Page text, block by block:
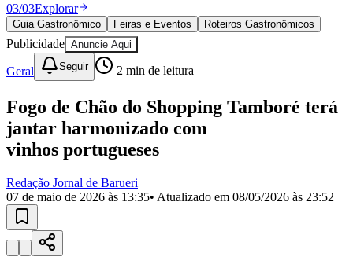
Eleições
Esportes
Saúde
Segurança
Cultura
Meio Ambiente
Educação
Bairros de Barueri
Aldeia
Jubran
VistaCalifórnia
Região
Cotia
03/03Explorar
Guia Gastronômico Feiras e Eventos Roteiros Gastronômicos
Publicidade Anuncie Aqui
Geral Seguir 2 min de leitura
Fogo de Chão do Shopping Tamboré terá
jantar harmonizado com
vinhos portugueses
Redação Jornal de Barueri
07 de maio de 2026 às 13:35• Atualizado em 08/05/2026 às 23:52